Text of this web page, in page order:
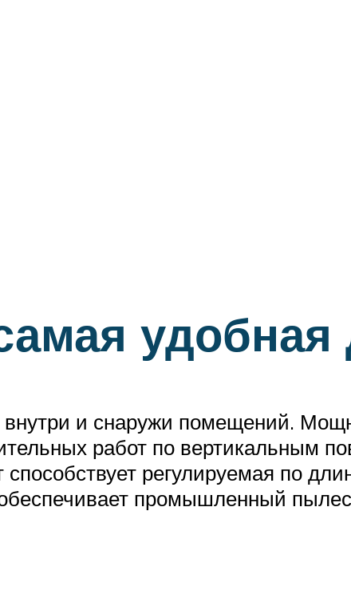
и снаружи помещений.
работ по вертикальным
регулируемая по
промышленный